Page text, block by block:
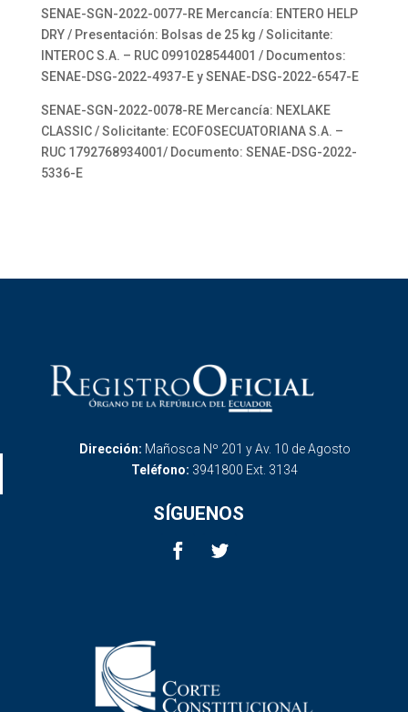
SENAE-SGN-2022-0077-RE Mercancía: ENTERO HELP
DRY / Presentación: Bolsas de 25 kg / Solicitante:
INTEROC S.A. – RUC 0991028544001 / Documentos:
SENAE-DSG-2022-4937-E y SENAE-DSG-2022-6547-E
SENAE-SGN-2022-0078-RE Mercancía: NEXLAKE
CLASSIC / Solicitante: ECOFOSECUATORIANA S.A. –
RUC 1792768934001/ Documento: SENAE-DSG-2022-
5336-E
Dirección: Mañosca Nº 201 y Av. 10 de Agosto
Teléfono: 3941800 Ext. 3134
SÍGUENOS